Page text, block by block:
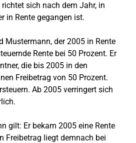
sich nach dem Jahr, in
in Rente gegangen ist.
Mustermann, der 2005 in Rente
Rente bei 50 Prozent. Er
die bis 2005 in den
Freibetrag von 50 Prozent.
Ab 2005 verringert sich
gilt: Er bekam 2005 eine Rente
Freibetrag liegt demnach bei